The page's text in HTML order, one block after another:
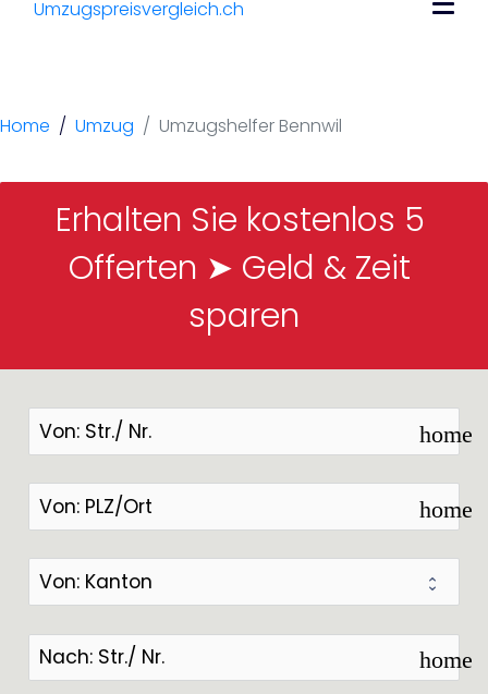
Umzugshelfer
Home Umzug Umzugshelfer Bennwil
Erhalten Sie kostenlos 5
Offerten ➤ Geld & Zeit
sparen
home
home
home